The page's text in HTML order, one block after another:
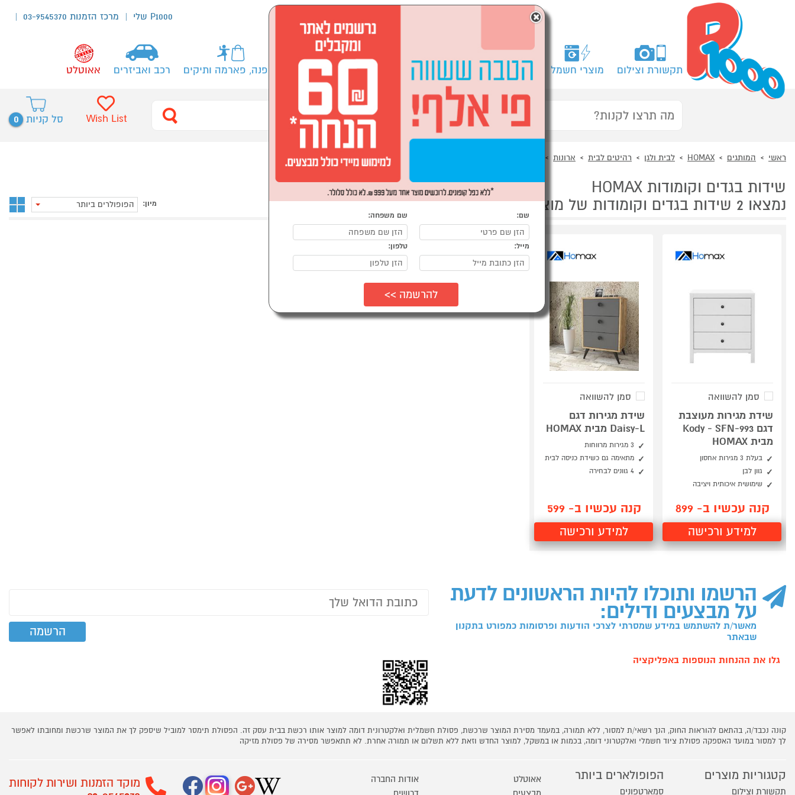
P1000 שלי מרכז הזמנות 03-9545370
תקשורת וצילום מוצרי חשמל מחשבים וציוד היקפי לבית ולגן ספורט, מחנאות וילדים אופנה, פארמה ותיקים רכב ואביזרים אאוטלט
סל קניות 0 Wish List
ראשי המותגים HOMAX לבית ולגן רהיטים לבית ארונות
שידות בגדים וקומודות HOMAX
נמצאו 2 שידות בגדים וקומודות של מוצרי HOMAX
מיון: הפופולרים ביותר
סמן להשוואה
שידת מגירות מעוצבת
דגם Kody - SFN-993
מבית HOMAX
בעלת 3 מגירות אחסון
גוון לבן
שימושית איכותית ויציבה
קנה עכשיו ב- 899
למידע ורכישה
סמן להשוואה
שידת מגירות דגם
Daisy-L מבית HOMAX
3 מגירות מרווחות
מתאימה גם כשידת כניסה לבית
4 גוונים לבחירה
קנה עכשיו ב- 599
למידע ורכישה
הרשמו ותוכלו להיות הראשונים לדעת
על מבצעים ודילים:
מאשר/ת להשתמש במידע שמסרתי לצרכי הודעות ופרסומות כמפורט בתקנון
שבאתר
גלו את ההנחות הנוספות באפליקציה
קונה נכבד/ה, בהתאם להוראות החוק, הנך רשאי/ת למסור, ללא תמורה, במעמד מסירת המוצר שרכשת, פסולת חשמלית ואלקטרונית דומה למוצר אותו רכשת בבית עסק זה. הפסולת תימסר למוביל שיספק לך את המוצר שרכשת ומחובתו לאפשר
לך למסור במועד האספקה פסולת ציוד חשמלי ואלקטרוני דומה, בכמות או במשקל, למוצר החדש וזאת ללא תשלום או תמורה אחרת. לא תתאפשר מסירה של פסולת מזיקה
קטגוריות מוצרים
תקשורת וצילום
הפופולארים ביותר
סמארטפונים
אאוטלט
אודות החברה
מוקד הזמנות ושירות לקוחות
×
שם: שם משפחה:
מייל: טלפון: